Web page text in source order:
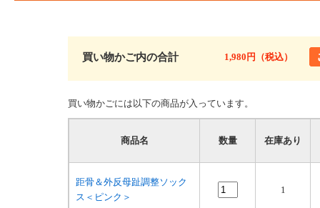
買い物かご内の合計 1,980円（税込）
買い物かごには以下の商品が入っています。
商品名 数量 在庫あり
距骨＆外反母趾調整ソック
ス＜ピンク＞
1